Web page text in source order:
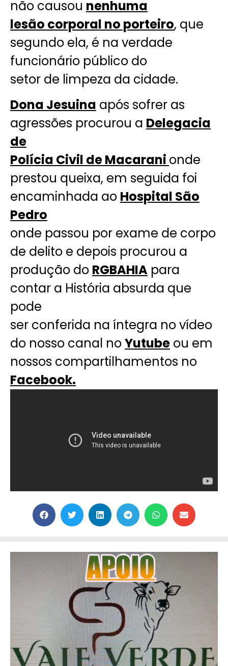
não causou nenhuma
lesão corporal no porteiro, que
segundo ela, é na verdade
funcionário público do
setor de limpeza da cidade.
Dona Jesuina após sofrer as
agressões procurou a Delegacia
de
Polícia Civil de Macarani onde
prestou queixa, em seguida foi
encaminhada ao Hospital São
Pedro
onde passou por exame de corpo
de delito e depois procurou a
produção do RGBAHIA para
contar a História absurda que
pode
ser conferida na íntegra no vídeo
do nosso canal noYutube ou em
nossos compartilhamentos no
Facebook.